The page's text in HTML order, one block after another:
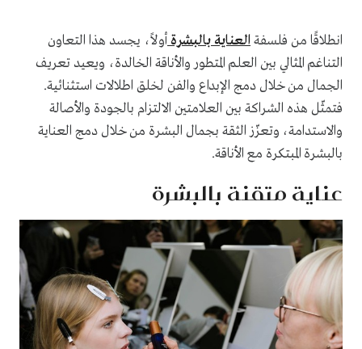
انطلاقًا من فلسفةالعناية بالبشرة أولاً، يجسد هذا التعاون
التناغم المثالي بين العلم المتطور والأناقة الخالدة، ويعيد تعريف
الجمال من خلال دمج الإبداع والفن لخلق اطلالات استثنائية.
فتمثّل هذه الشراكة بين العلامتين الالتزام بالجودة والأصالة
والاستدامة، وتعزّز الثقة بجمال البشرة من خلال دمج العناية
بالبشرة المبتكرة مع الأناقة.
عناية متقنة بالبشرة